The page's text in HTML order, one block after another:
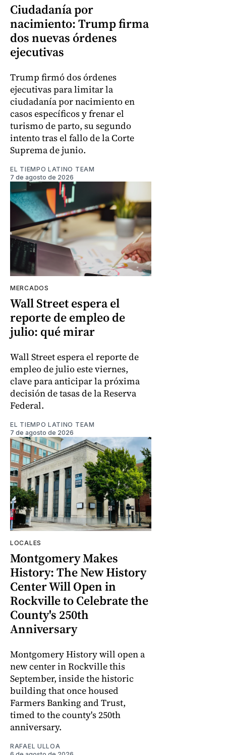
Ciudadanía por
nacimiento: Trump firma
dos nuevas órdenes
ejecutivas
Trump firmó dos órdenes
ejecutivas para limitar la
ciudadanía por nacimiento en
casos específicos y frenar el
turismo de parto, su segundo
intento tras el fallo de la Corte
Suprema de junio.
EL TIEMPO LATINO TEAM
7 de agosto de 2026
MERCADOS
Wall Street espera el
reporte de empleo de
julio: qué mirar
Wall Street espera el reporte de
empleo de julio este viernes,
clave para anticipar la próxima
decisión de tasas de la Reserva
Federal.
EL TIEMPO LATINO TEAM
7 de agosto de 2026
LOCALES
Montgomery Makes
History: The New History
Center Will Open in
Rockville to Celebrate the
County's 250th
Anniversary
Montgomery History will open a
new center in Rockville this
September, inside the historic
building that once housed
Farmers Banking and Trust,
timed to the county's 250th
anniversary.
RAFAEL ULLOA